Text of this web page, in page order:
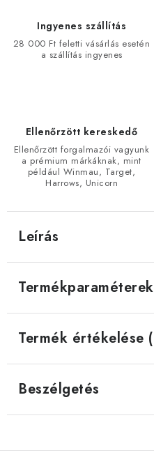
Ingyenes szállítás
28 000 Ft feletti vásárlás esetén
a szállítás ingyenes
Ellenőrzött kereskedő
Ellenőrzött forgalmazói vagyunk
a prémium márkáknak, mint
például Winmau, Target,
Harrows, Unicorn
Leírás
Termékparaméterek
Termék értékelése
Beszélgetés